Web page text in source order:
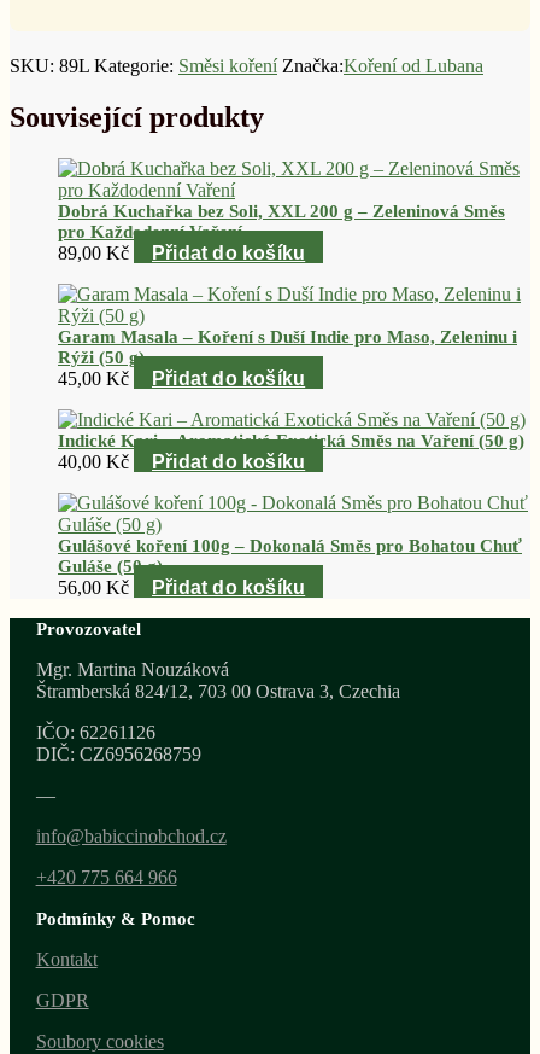
SKU: 89L Kategorie: Směsi koření Značka:Koření od Lubana
Související produkty
Dobrá Kuchařka bez Soli, XXL 200 g – Zeleninová Směs
pro Každodenní Vaření
89,00 Kč Přidat do košíku
Garam Masala – Koření s Duší Indie pro Maso, Zeleninu i
Rýži (50 g)
45,00 Kč Přidat do košíku
Indické Kari – Aromatická Exotická Směs na Vaření (50 g)
40,00 Kč Přidat do košíku
Gulášové koření 100g – Dokonalá Směs pro Bohatou Chuť
Guláše (50 g)
56,00 Kč Přidat do košíku
Provozovatel
Mgr. Martina Nouzáková
Štramberská 824/12, 703 00 Ostrava 3, Czechia
IČO: 62261126
DIČ: CZ6956268759
—
info@babiccinobchod.cz
+420 775 664 966
Podmínky & Pomoc
Kontakt
GDPR
Soubory cookies